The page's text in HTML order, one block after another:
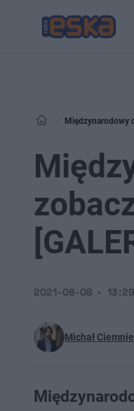
Międzynarodowy
Michał
2021-08-08 13:29